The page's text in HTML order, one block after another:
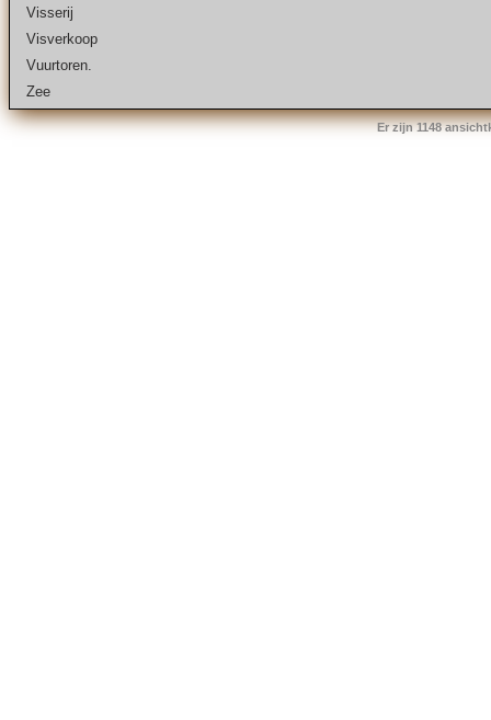
Visserij
Visverkoop
Vuurtoren.
Zee
Er zijn 1148